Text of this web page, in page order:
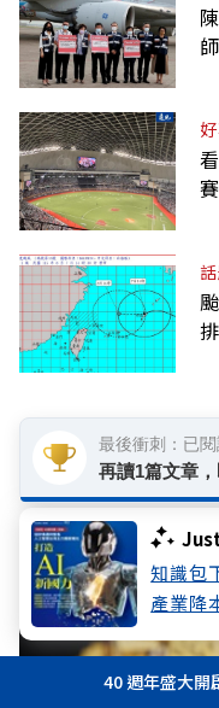
知識包
產業降
看此文章的人也
40 週年盛大開
最後衝刺：已
再讀1篇文章